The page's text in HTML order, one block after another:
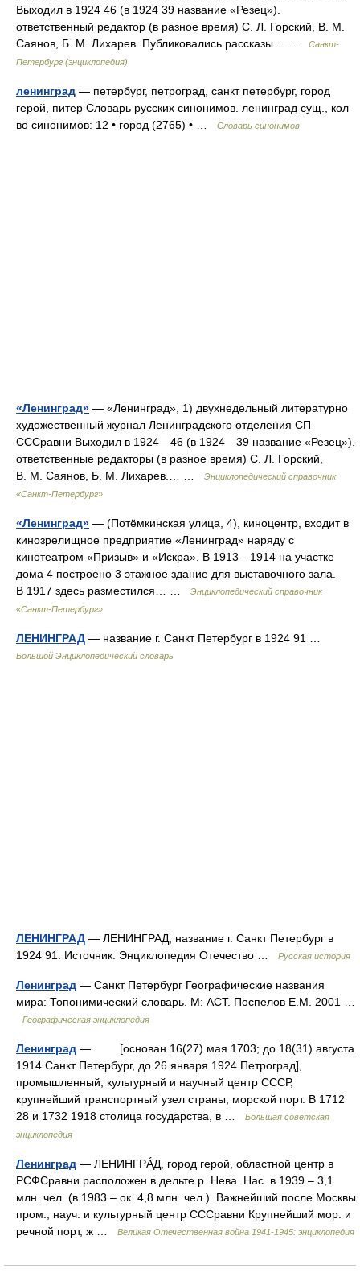
Выходил в 1924 46 (в 1924 39 название «Резец»).
ответственный редактор (в разное время) С. Л. Горский, В. М.
Саянов, Б. М. Лихарев. Публиковались рассказы… …
Санкт-
Петербург (энциклопедия)
ленинград — петербург, петроград, санкт петербург, город
герой, питер Словарь русских синонимов. ленинград сущ., кол
во синонимов: 12 • город (2765) • …
Словарь синонимов
«Ленинград» — «Ленинград», 1) двухнедельный литературно
художественный журнал Ленинградского отделения СП
СССравни Выходил в 1924—46 (в 1924—39 название «Резец»).
ответственные редакторы (в разное время) С. Л. Горский,
В. М. Саянов, Б. М. Лихарев.… …
Энциклопедический справочник
«Санкт-Петербург»
«Ленинград» — (Потёмкинская улица, 4), киноцентр, входит в
кинозрелищное предприятие «Ленинград» наряду с
кинотеатром «Призыв» и «Искра». В 1913—1914 на участке
дома 4 построено 3 этажное здание для выставочного зала.
В 1917 здесь разместился… …
Энциклопедический справочник
«Санкт-Петербург»
ЛЕНИНГРАД — название г. Санкт Петербург в 1924 91 …
Большой Энциклопедический словарь
ЛЕНИНГРАД — ЛЕНИНГРАД, название г. Санкт Петербург в
1924 91. Источник: Энциклопедия Отечество …
Русская история
Ленинград — Санкт Петербург Географические названия
мира: Топонимический словарь. М: АСТ. Поспелов Е.М. 2001 …
Географическая энциклопедия
Ленинград — [основан 16(27) мая 1703; до 18(31) августа
1914 Санкт Петербург, до 26 января 1924 Петроград],
промышленный, культурный и научный центр СССР,
крупнейший транспортный узел страны, морской порт. В 1712
28 и 1732 1918 столица государства, в …
Большая советская
энциклопедия
Ленинград — ЛЕНИНГРÁД, город герой, областной центр в
РСФСравни расположен в дельте р. Нева. Нас. в 1939 – 3,1
млн. чел. (в 1983 – ок. 4,8 млн. чел.). Важнейший после Москвы
пром., науч. и культурный центр СССравни Крупнейший мор. и
речной порт, ж …
Великая Отечественная война 1941-1945: энциклопедия